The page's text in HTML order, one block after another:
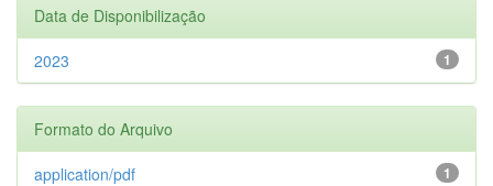
Data de Disponibilização
1
2023
Formato do Arquivo
1
application/pdf